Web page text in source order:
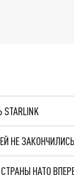
НЕ ЗАКОНЧИЛИСЬ